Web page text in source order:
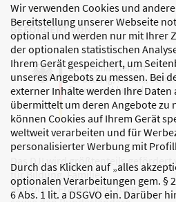
Wir verwenden Cookies und
Bereitstellung unserer Webseite
optional und werden nur mit Ihrer
der optionalen statistischen
Ihrem Gerät gespeichert, um
unseres Angebots zu messen. Bei
externer Inhalte werden Ihre
übermittelt um deren Angebote zu
können Cookies auf Ihrem Gerät
weltweit verarbeiten und für
personalisierter Werbung mit
Durch das Klicken auf „alles
optionalen Verarbeitungen gem. §
6 Abs. 1 lit. a DSGVO ein. Darüber
GEFÖRDERT VON
Das DJI wird größtenteils
für Bildung, Familie,
Senioren, Frauen und Jugend